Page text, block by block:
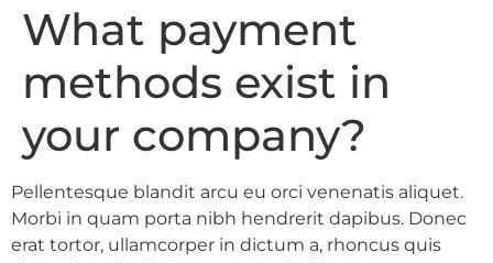
What payment
methods exist in
your company?
Pellentesque blandit arcu eu orci venenatis aliquet.
Morbi in quam porta nibh hendrerit dapibus. Donec
erat tortor, ullamcorper in dictum a, rhoncus quis